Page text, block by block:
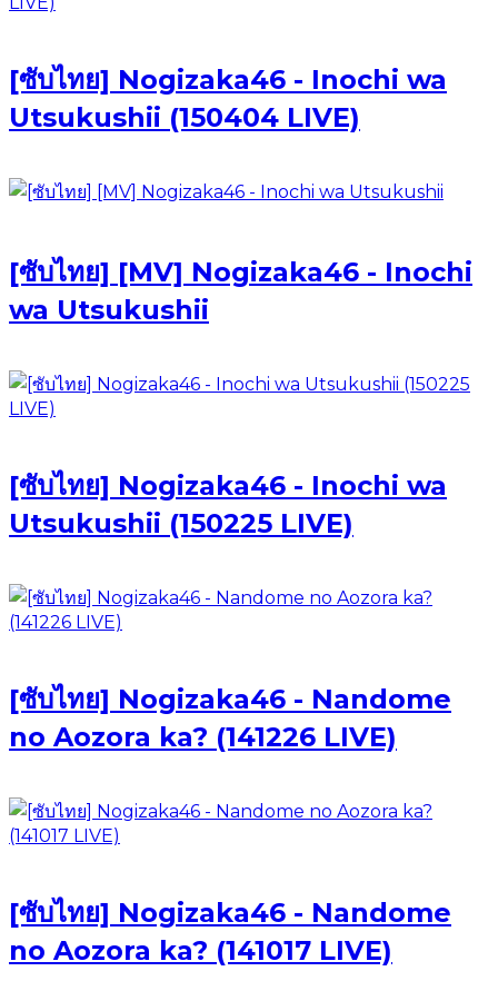
[ซับไทย] Nogizaka46 - Inochi wa
Utsukushii (150404 LIVE)
[ซับไทย] [MV] Nogizaka46 - Inochi
wa Utsukushii
[ซับไทย] Nogizaka46 - Inochi wa
Utsukushii (150225 LIVE)
[ซับไทย] Nogizaka46 - Nandome
no Aozora ka? (141226 LIVE)
[ซับไทย] Nogizaka46 - Nandome
no Aozora ka? (141017 LIVE)